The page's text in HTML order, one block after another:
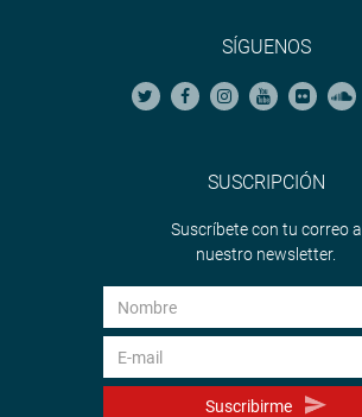
SÍGUENOS
SUSCRIPCIÓN
Suscríbete con tu correo a
nuestro newsletter.
Suscribirme